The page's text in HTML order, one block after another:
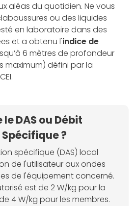
aléas du quotidien. Ne vous
ou des liquides
en laboratoire dans des
et a obtenu l'indice de
6 mètres de profondeur
maximum) défini par la
DAS ou Débit
?
spécifique (DAS) local
de l'utilisateur aux ondes
de l'équipement concerné.
est de 2 W/kg pour la
4 W/kg pour les membres.